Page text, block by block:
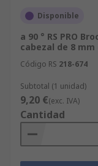
Disponible
a 90 ° RS PRO
cabezal de 8
Código RS 218-674
Subtotal (1 unidad)
9,20 €(exc. IVA)
Cantidad